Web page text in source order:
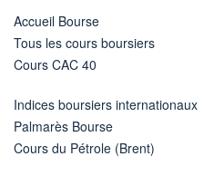
Accueil Bourse
Tous les cours boursiers
Cours CAC 40
Indices boursiers internationaux
Palmarès Bourse
Cours du Pétrole (Brent)